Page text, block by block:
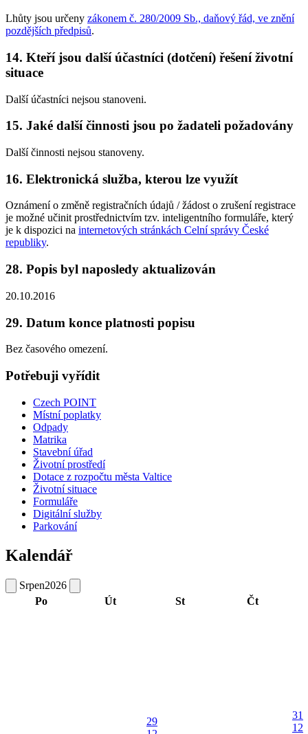
Lhůty jsou určeny zákonem č. 280/2009 Sb., daňový řád, ve znění
pozdějších předpisů.
14. Kteří jsou další účastníci (dotčení) řešení životní
situace
Další účastníci nejsou stanoveni.
15. Jaké další činnosti jsou po žadateli požadovány
Další činnosti nejsou stanoveny.
16. Elektronická služba, kterou lze využít
Oznámení o změně registračních údajů / žádost o zrušení registrace
je možné učinit prostřednictvím tzv. inteligentního formuláře, který
je k dispozici na internetových stránkách Celní správy České
republiky.
28. Popis byl naposledy aktualizován
20.10.2016
29. Datum konce platnosti popisu
Bez časového omezení.
Potřebuji vyřídit
Czech POINT
Místní poplatky
Odpady
Matrika
Stavební úřad
Životní prostředí
Dotace z rozpočtu města Valtice
Životní situace
Formuláře
Digitální služby
Parkování
Kalendář
Srpen2026
Po
Út St Čt
29
31
12